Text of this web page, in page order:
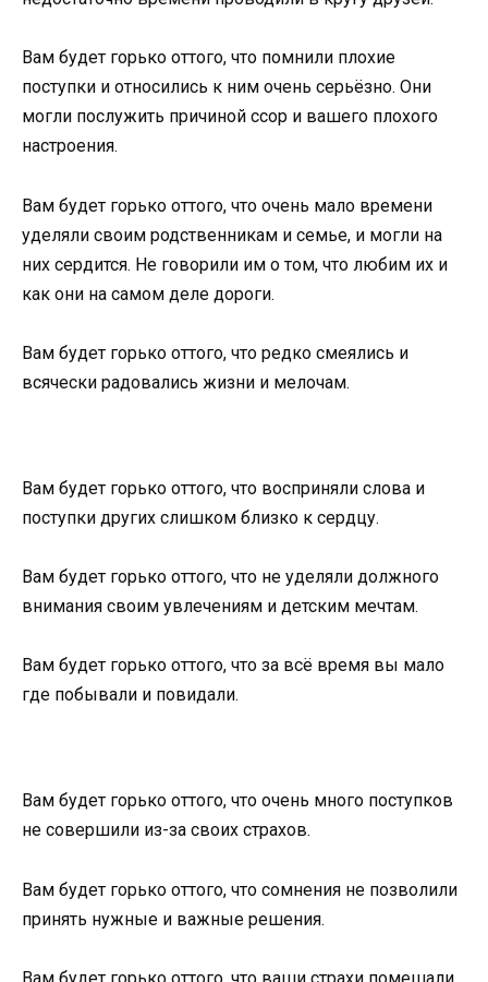
Вам будет горько оттого, что помнили плохие
поступки и относились к ним очень серьёзно. Они
могли послужить причиной ссор и вашего плохого
настроения.
Вам будет горько оттого, что очень мало времени
уделяли своим родственникам и семье, и могли на
них сердится. Не говорили им о том, что любим их и
как они на самом деле дороги.
Вам будет горько оттого, что редко смеялись и
всячески радовались жизни и мелочам.
Вам будет горько оттого, что восприняли слова и
поступки других слишком близко к сердцу.
Вам будет горько оттого, что не уделяли должного
внимания своим увлечениям и детским мечтам.
Вам будет горько оттого, что за всё время вы мало
где побывали и повидали.
Вам будет горько оттого, что очень много поступков
не совершили из-за своих страхов.
Вам будет горько оттого, что сомнения не позволили
принять нужные и важные решения.